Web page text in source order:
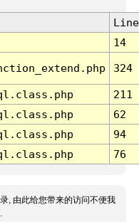
Line
14
324
211
62
94
76
, 由此给您带来的访问不便我